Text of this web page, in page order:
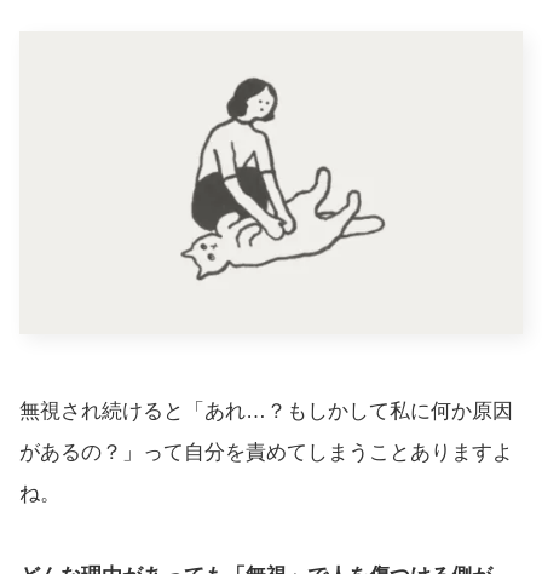
無視され続けると「あれ…？もしかして私に何か原因
があるの？」って自分を責めてしまうことありますよ
ね。